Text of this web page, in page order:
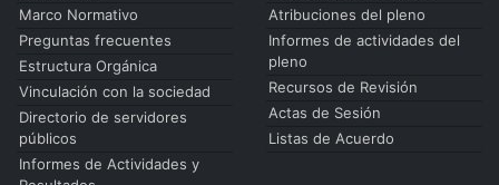
Marco Normativo
Preguntas frecuentes
Estructura Orgánica
Vinculación con la sociedad
Directorio de servidores
públicos
Informes de Actividades y
Atribuciones del pleno
Informes de actividades del
pleno
Recursos de Revisión
Actas de Sesión
Listas de Acuerdo